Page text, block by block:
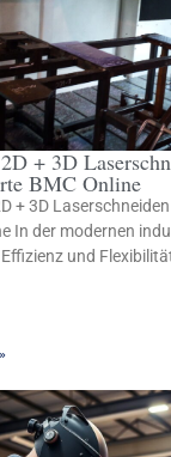
+ 3D
BMC Online
+ 3D
In der modernen
und